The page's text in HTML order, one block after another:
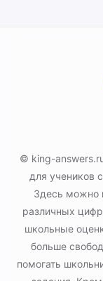
© king-
для учеников
Здесь можно
различных
школьные
больше
помогать